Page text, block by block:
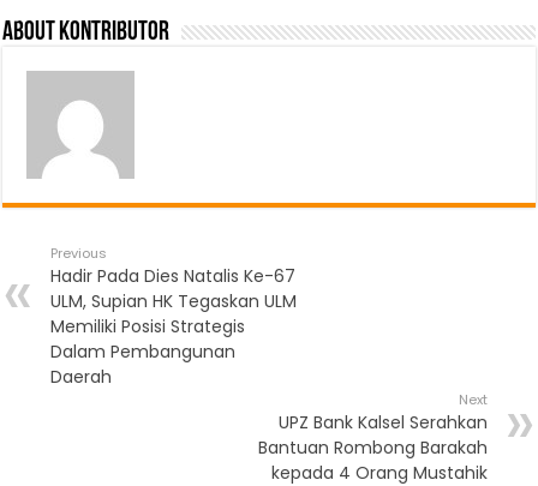
About Kontributor
Previous
Hadir Pada Dies Natalis Ke-67
ULM, Supian HK Tegaskan ULM
Memiliki Posisi Strategis
Dalam Pembangunan
Daerah
Next
UPZ Bank Kalsel Serahkan
Bantuan Rombong Barakah
kepada 4 Orang Mustahik